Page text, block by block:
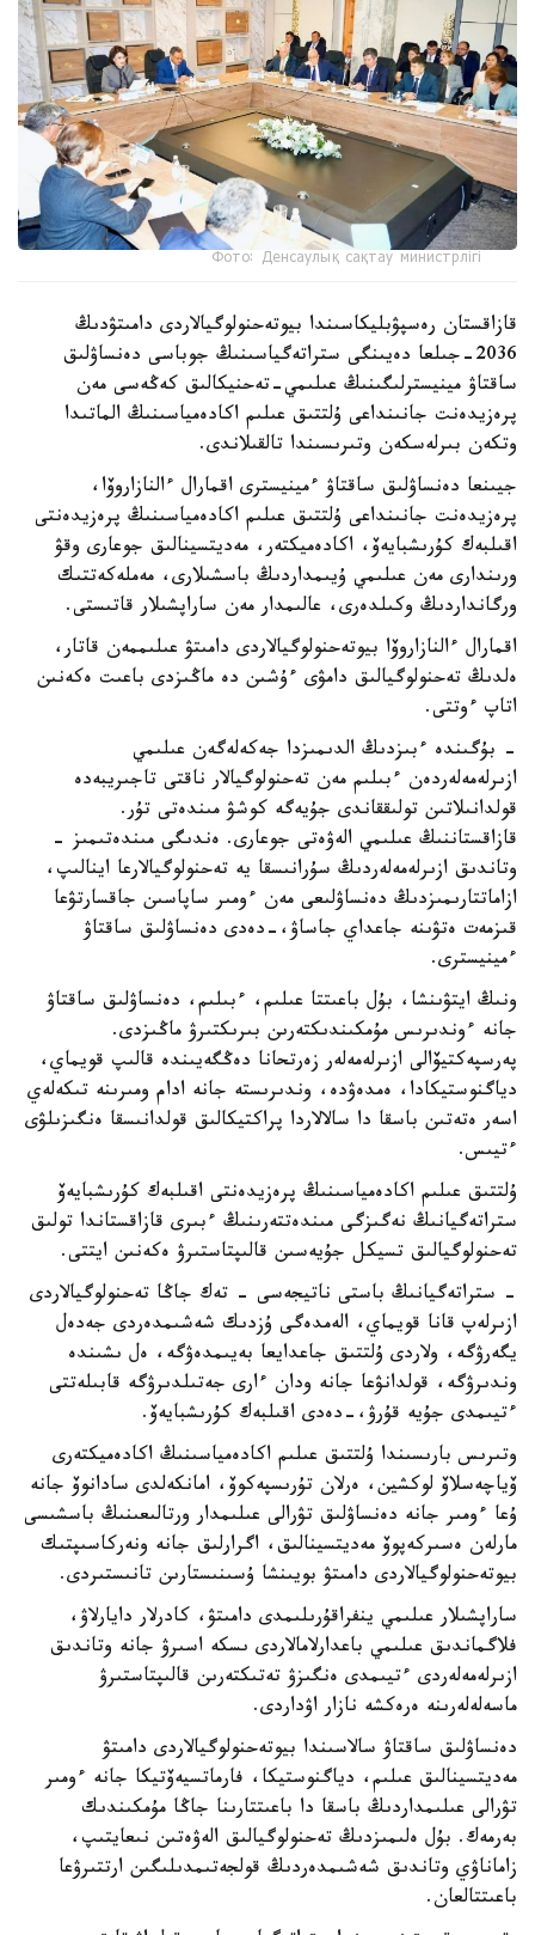
Фото: Денсаулық сақтау министрлігі
قازاقستان رەسپۋبليكاسىندا بيوتەحنولوگيالاردى دامىتۋدىڭ
2036-جىلعا دەيىنگى ستراتەگياسىنىڭ جوباسى دەنساۋلىق
ساقتاۋ مينيسترلىگىنىڭ عىلىمي-تەحنيكالىق كەڭەسى مەن
پرەزيدەنت جانىنداعى ۇلتتىق عىلىم اكادەمياسىنىڭ الماتىدا
وتكەن بىرلەسكەن وتىرىسىندا تالقىلاندى.
جيىنعا دەنساۋلىق ساقتاۋ ءمينيسترى اقمارال ءالنازاروۆا،
پرەزيدەنت جانىنداعى ۇلتتىق عىلىم اكادەمياسىنىڭ پرەزيدەنتى
اقىلبەك كۇرىشبايەۆ، اكادەميكتەر، مەديتسينالىق جوعارى وقۋ
ورىندارى مەن عىلىمي ۇيىمداردىڭ باسشىلارى، مەملەكەتتىك
ورگانداردىڭ وكىلدەرى، عالىمدار مەن ساراپشىلار قاتىستى.
اقمارال ءالنازاروۆا بيوتەحنولوگيالاردى دامىتۋ عىلىممەن قاتار،
ەلدىڭ تەحنولوگيالىق دامۋى ءۇشىن دە ماڭىزدى باعىت ەكەنىن
اتاپ ءوتتى.
- بۇگىندە ءبىزدىڭ الدىمىزدا جەكەلەگەن عىلىمي
ازىرلەمەلەردەن ءبىلىم مەن تەحنولوگيالار ناقتى تاجىريبەدە
قولدانىلاتىن تولىققاندى جۇيەگە كوشۋ مىندەتى تۇر.
قازاقستاننىڭ عىلىمي الەۋەتى جوعارى. ەندىگى مىندەتىمىز -
وتاندىق ازىرلەمەلەردىڭ سۇرانىسقا يە تەحنولوگيالارعا اينالىپ،
ازاماتتارىمىزدىڭ دەنساۋلىعى مەن ءومىر ساپاسىن جاقسارتۋعا
قىزمەت ەتۋىنە جاعداي جاساۋ،-دەدى دەنساۋلىق ساقتاۋ
ءمينيسترى.
ونىڭ ايتۋىنشا، بۇل باعىتتا عىلىم، ءبىلىم، دەنساۋلىق ساقتاۋ
جانە ءوندىرىس مۇمكىندىكتەرىن بىرىكتىرۋ ماڭىزدى.
پەرسپەكتيۆالى ازىرلەمەلەر زەرتحانا دەڭگەيىندە قالىپ قويماي،
دياگنوستيكادا، ەمدەۋدە، وندىرىستە جانە ادام ومىرىنە تىكەلەي
اسەر ەتەتىن باسقا دا سالالاردا پراكتيكالىق قولدانىسقا ەنگىزىلۋى
ءتيىس.
ۇلتتىق عىلىم اكادەمياسىنىڭ پرەزيدەنتى اقىلبەك كۇرىشبايەۆ
ستراتەگيانىڭ نەگىزگى مىندەتتەرىنىڭ ءبىرى قازاقستاندا تولىق
تەحنولوگيالىق تسيكل جۇيەسىن قالىپتاستىرۋ ەكەنىن ايتتى.
- ستراتەگيانىڭ باستى ناتيجەسى - تەك جاڭا تەحنولوگيالاردى
ازىرلەپ قانا قويماي، الەمدەگى ۇزدىك شەشىمدەردى جەدەل
يگەرۋگە، ولاردى ۇلتتىق جاعدايعا بەيىمدەۋگە، ەل ىشىندە
وندىرۋگە، قولدانۋعا جانە ودان ءارى جەتىلدىرۋگە قابىلەتتى
ءتيىمدى جۇيە قۇرۋ،-دەدى اقىلبەك كۇرىشبايەۆ.
وتىرىس بارىسىندا ۇلتتىق عىلىم اكادەمياسىنىڭ اكادەميكتەرى
ۆياچەسلاۆ لوكشين، ەرلان تۇرىسپەكوۆ، امانكەلدى سادانوۆ جانە
ۇعا ءومىر جانە دەنساۋلىق تۋرالى عىلىمدار ورتالىعىنىڭ باسشىسى
مارلەن ەسىركەپوۆ مەديتسينالىق، اگرارلىق جانە ونەركاسىپتىك
بيوتەحنولوگيالاردى دامىتۋ بويىنشا ۇسىنىستارىن تانىستىردى.
ساراپشىلار عىلىمي ينفراقۇرىلىمدى دامىتۋ، كادرلار دايارلاۋ،
فلاگماندىق عىلىمي باعدارلامالاردى ىسكە اسىرۋ جانە وتاندىق
ازىرلەمەلەردى ءتيىمدى ەنگىزۋ تەتىكتەرىن قالىپتاستىرۋ
ماسەلەلەرىنە ەرەكشە نازار اۋداردى.
دەنساۋلىق ساقتاۋ سالاسىندا بيوتەحنولوگيالاردى دامىتۋ
مەديتسينالىق عىلىم، دياگنوستيكا، فارماتسيەۆتيكا جانە ءومىر
تۋرالى عىلىمداردىڭ باسقا دا باعىتتارىنا جاڭا مۇمكىندىك
بەرمەك. بۇل ەلىمىزدىڭ تەحنولوگيالىق الەۋەتىن نىعايتىپ،
زاماناۋي وتاندىق شەشىمدەردىڭ قولجەتىمدىلىگىن ارتتىرۋعا
باعىتتالعان.